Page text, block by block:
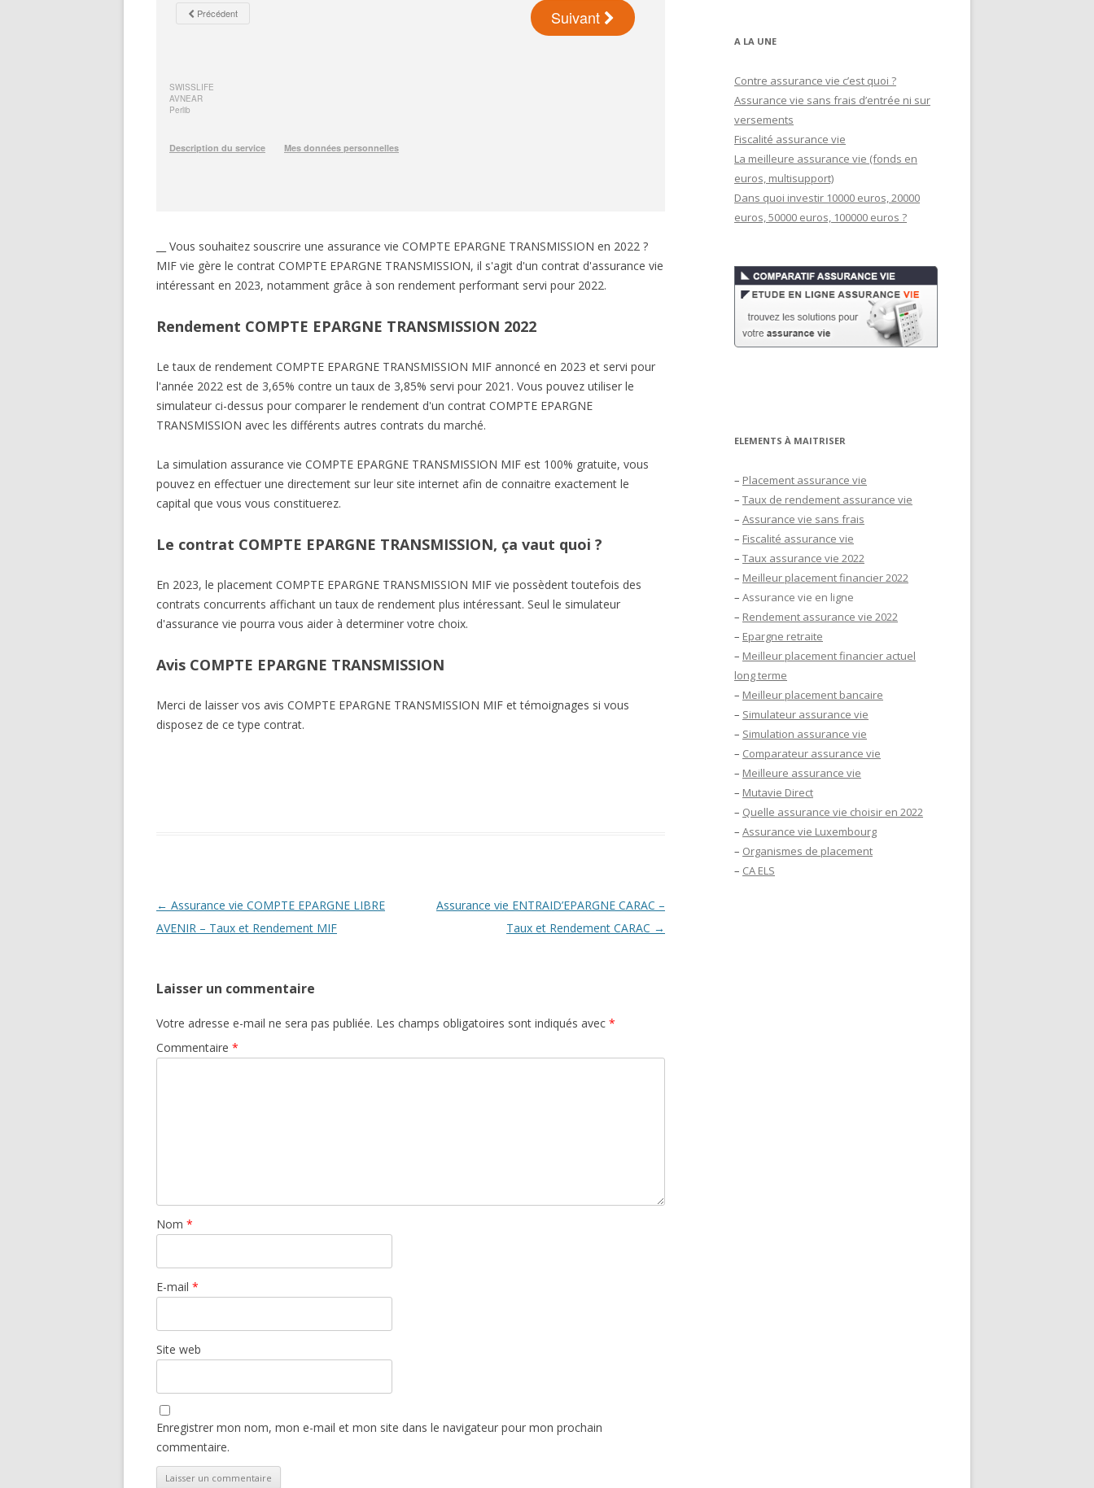
__ Vous souhaitez souscrire une assurance vie COMPTE EPARGNE TRANSMISSION en 2022 ?
MIF vie gère le contrat COMPTE EPARGNE TRANSMISSION, il s'agit d'un contrat d'assurance vie
intéressant en 2023, notamment grâce à son rendement performant servi pour 2022.
Rendement COMPTE EPARGNE TRANSMISSION 2022
Le taux de rendement COMPTE EPARGNE TRANSMISSION MIF annoncé en 2023 et servi pour
l'année 2022 est de 3,65% contre un taux de 3,85% servi pour 2021. Vous pouvez utiliser le
simulateur ci-dessus pour comparer le rendement d'un contrat COMPTE EPARGNE
TRANSMISSION avec les différents autres contrats du marché.
La simulation assurance vie COMPTE EPARGNE TRANSMISSION MIF est 100% gratuite, vous
pouvez en effectuer une directement sur leur site internet afin de connaitre exactement le
capital que vous vous constituerez.
Le contrat COMPTE EPARGNE TRANSMISSION, ça vaut quoi ?
En 2023, le placement COMPTE EPARGNE TRANSMISSION MIF vie possèdent toutefois des
contrats concurrents affichant un taux de rendement plus intéressant. Seul le simulateur
d'assurance vie pourra vous aider à determiner votre choix.
Avis COMPTE EPARGNE TRANSMISSION
Merci de laisser vos avis COMPTE EPARGNE TRANSMISSION MIF et témoignages si vous
disposez de ce type contrat.
Navigation
des
← Assurance vie COMPTE EPARGNE LIBRE
AVENIR – Taux et Rendement MIF
Assurance vie ENTRAID’EPARGNE CARAC –
Taux et Rendement CARAC →
Laisser un commentaire
Votre adresse e-mail ne sera pas publiée. Les champs obligatoires sont indiqués avec *
Commentaire *
Nom *
E-mail *
Site web
Enregistrer mon nom, mon e-mail et mon site dans le navigateur pour mon prochain
commentaire.
A LA UNE
Contre assurance vie c’est quoi ?
Assurance vie sans frais d’entrée ni sur
versements
Fiscalité assurance vie
La meilleure assurance vie (fonds en
euros, multisupport)
Dans quoi investir 10000 euros, 20000
euros, 50000 euros, 100000 euros ?
ELEMENTS À MAITRISER
– Placement assurance vie
– Taux de rendement assurance vie
– Assurance vie sans frais
– Fiscalité assurance vie
– Taux assurance vie 2022
– Meilleur placement financier 2022
– Assurance vie en ligne
– Rendement assurance vie 2022
– Epargne retraite
– Meilleur placement financier actuel
long terme
– Meilleur placement bancaire
– Simulateur assurance vie
– Simulation assurance vie
– Comparateur assurance vie
– Meilleure assurance vie
– Mutavie Direct
– Quelle assurance vie choisir en 2022
– Assurance vie Luxembourg
– Organismes de placement
– CA ELS